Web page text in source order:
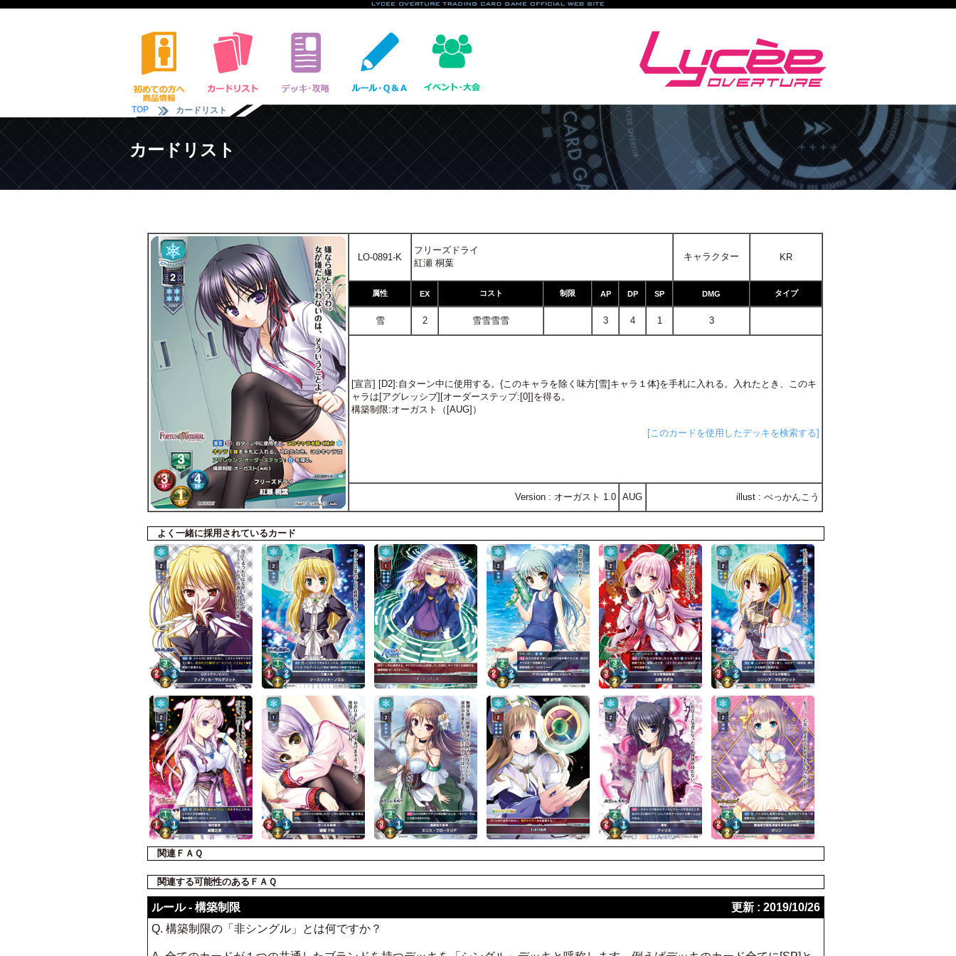
TOP カードリスト
カードリスト
LO-0891-K
フリーズドライ
紅瀬 桐葉
キャラクター KR
属性 EX コスト 制限 AP DP SP DMG タイプ
雪 2 雪雪雪雪 3 4 1 3
[宣言] [D2]:自ターン中に使用する。{このキャラを除く味方[雪]キャラ１体}を手札に入れる。入れたとき、このキ
ャラは[アグレッシブ][オーダーステップ:[0]]を得る。
構築制限:オーガスト（[AUG]）
[このカードを使用したデッキを検索する]
Version : オーガスト 1.0 AUG illust : べっかんこう
よく一緒に採用されているカード
関連ＦＡＱ
関連する可能性のあるＦＡＱ
ルール - 構築制限
更新 : 2019/10/26
Q. 構築制限の「非シングル」とは何ですか？